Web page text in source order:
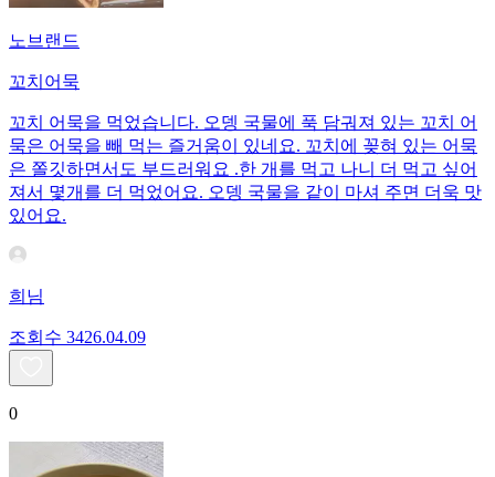
노브랜드
꼬치어묵
꼬치 어묵을 먹었습니다. 오뎅 국물에 푹 담궈져 있는 꼬치 어
묵은 어묵을 빼 먹는 즐거움이 있네요. 꼬치에 꽂혀 있는 어묵
은 쫄깃하면서도 부드러워요 .한 개를 먹고 나니 더 먹고 싶어
져서 몇개를 더 먹었어요. 오뎅 국물을 같이 마셔 주면 더욱 맛
있어요.
희님
조회수 3426.04.09
0